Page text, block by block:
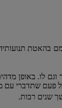
בהאטת
לו. באופן
פעם שתדברי עם
שנים רבות.